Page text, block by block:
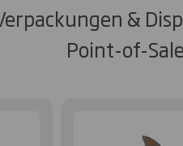
&
Point-of-Sale